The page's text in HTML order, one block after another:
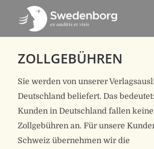
ZOLLGEBÜHREN
Sie werden von unserer
Deutschland beliefert. Das
Kunden in Deutschland fallen keine
Zollgebühren an. Für unsere
Schweiz übernehmen wir die